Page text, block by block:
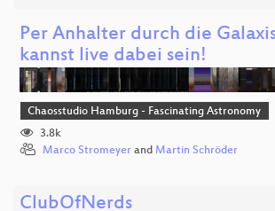
Per Anhalter durch die
kannst live dabei sein!
Chaosstudio Hamburg - Fascinating Astronomy
3.8k
Marco Stromeyer and Martin Schröder
ClubOfNerds